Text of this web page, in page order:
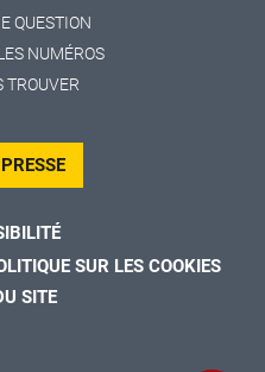
QUESTION
NUMÉROS
TROUVER
SUR LES COOKIES
SITE